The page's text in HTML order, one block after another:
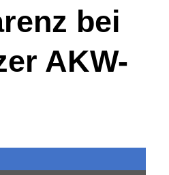
bei
AKW-